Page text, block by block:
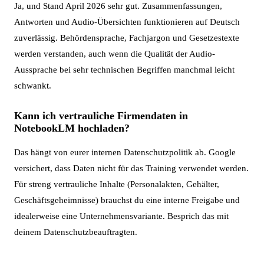
Ja, und Stand April 2026 sehr gut. Zusammenfassungen,
Antworten und Audio-Übersichten funktionieren auf Deutsch
zuverlässig. Behördensprache, Fachjargon und Gesetzestexte
werden verstanden, auch wenn die Qualität der Audio-
Aussprache bei sehr technischen Begriffen manchmal leicht
schwankt.
Kann ich vertrauliche Firmendaten in
NotebookLM hochladen?
Das hängt von eurer internen Datenschutzpolitik ab. Google
versichert, dass Daten nicht für das Training verwendet werden.
Für streng vertrauliche Inhalte (Personalakten, Gehälter,
Geschäftsgeheimnisse) brauchst du eine interne Freigabe und
idealerweise eine Unternehmensvariante. Besprich das mit
deinem Datenschutzbeauftragten.